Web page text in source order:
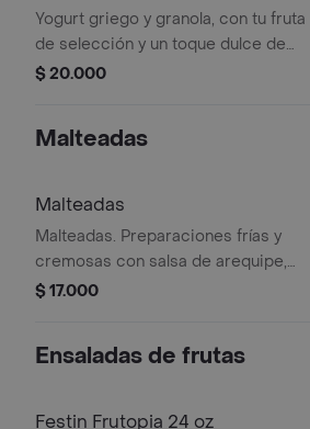
Yogurt griego y granola, con tu fruta
de selección y un toque dulce de
mermelada del sabor que elijas
$ 20.000
Malteadas
Malteadas
Malteadas. Preparaciones frías y
cremosas con salsa de arequipe,
crema batida y trozos de brownie.
$ 17.000
Ensaladas de frutas
Festin Frutopia 24 oz